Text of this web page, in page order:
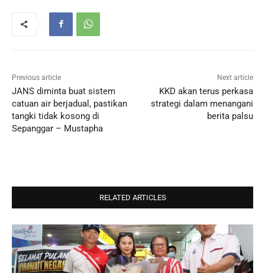
Previous article
JANS diminta buat sistem
catuan air berjadual, pastikan
tangki tidak kosong di
Sepanggar – Mustapha
Next article
KKD akan terus perkasa
strategi dalam menangani
berita palsu
RELATED ARTICLES